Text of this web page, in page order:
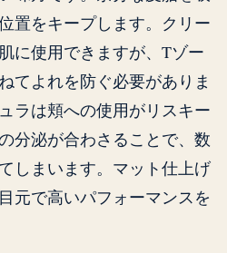
置をキープします。クリー
に使用できますが、Tゾー
てよれを防ぐ必要がありま
ラは頬への使用がリスキー
分泌が合わさることで、数
しまいます。マット仕上げ
元で高いパフォーマンスを